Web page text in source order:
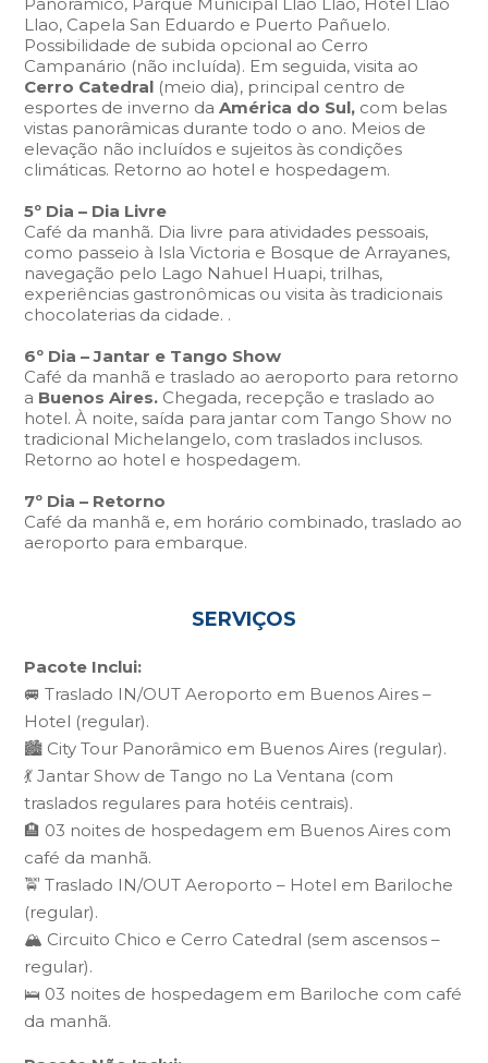
Llao, Capela San Eduardo e Puerto Pañuelo.
Possibilidade de subida opcional ao Cerro
Campanário (não incluída). Em seguida, visita ao
Cerro Catedral (meio dia), principal centro de
esportes de inverno daAmérica do Sul, com belas
vistas panorâmicas durante todo o ano. Meios de
elevação não incluídos e sujeitos às condições
climáticas. Retorno ao hotel e hospedagem.
5º Dia – Dia Livre
Café da manhã. Dia livre para atividades pessoais,
como passeio à Isla Victoria e Bosque de Arrayanes,
navegação pelo Lago Nahuel Huapi, trilhas,
experiências gastronômicas ou visita às tradicionais
chocolaterias da cidade. .
6º Dia – Jantar e Tango Show
Café da manhã e traslado ao aeroporto para retorno
a Buenos Aires. Chegada, recepção e traslado ao
hotel. À noite, saída para jantar com Tango Show no
tradicional Michelangelo, com traslados inclusos.
Retorno ao hotel e hospedagem.
7º Dia – Retorno
Café da manhã e, em horário combinado, traslado ao
aeroporto para embarque.
SERVIÇOS
Pacote Inclui:
🚐 Traslado IN/OUT Aeroporto em Buenos Aires –
Hotel (regular).
🏙️ City Tour Panorâmico em Buenos Aires (regular).
💃 Jantar Show de Tango no La Ventana (com
traslados regulares para hotéis centrais).
🏨 03 noites de hospedagem em Buenos Aires com
café da manhã.
🚖 Traslado IN/OUT Aeroporto – Hotel em Bariloche
(regular).
🏔️ Circuito Chico e Cerro Catedral (sem ascensos –
regular).
🛌 03 noites de hospedagem em Bariloche com café
da manhã.